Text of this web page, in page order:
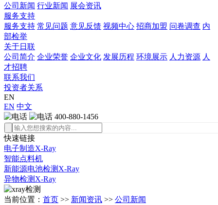
公司新闻 行业新闻 展会资讯
服务支持
服务支持 常见问题 意见反馈 视频中心 招商加盟 问卷调查 内
部检举
关于日联
公司简介 企业荣誉 企业文化 发展历程 环境展示 人力资源 人
才招聘
联系我们
投资者关系
EN
EN 中文
400-880-1456
快速链接
电子制造X-Ray
智能点料机
新能源电池检测X-Ray
异物检测X-Ray
当前位置： 首页 >> 新闻资讯 >> 公司新闻